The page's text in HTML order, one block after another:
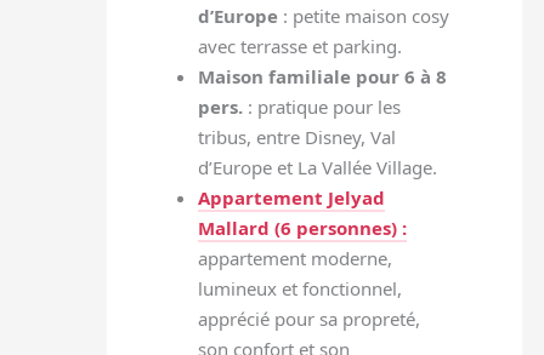
d’Europe : petite maison cosy
avec terrasse et parking.
Maison familiale pour 6 à 8
pers. : pratique pour les
tribus, entre Disney, Val
d’Europe et La Vallée Village.
Appartement Jelyad
Mallard (6 personnes) :
appartement moderne,
lumineux et fonctionnel,
apprécié pour sa propreté,
son confort et son